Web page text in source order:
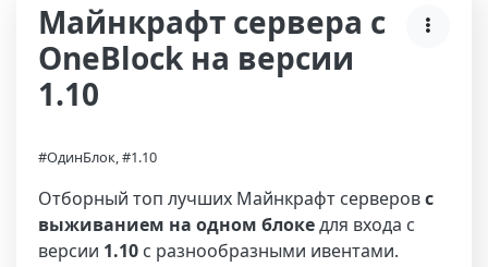
Майнкрафт сервера с
OneBlock на версии
1.10
#ОдинБлок, #1.10
Отборный топ лучших Майнкрафт серверовс
выживанием на одном блокедля входа с
версии 1.10 с разнообразными ивентами.